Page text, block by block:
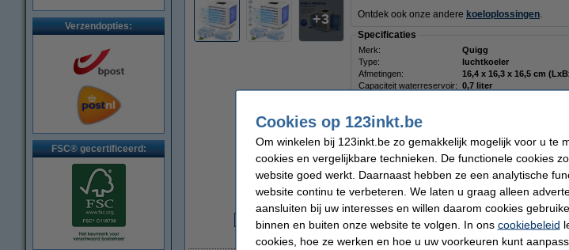
Verzendopties:
FSC® gecertificeerd:
3
Ontdek ook onze andere koeloplossingen.
Specificaties
Merk: Quigg
Type:
luchtkoeler
Afmetingen:
16,4 x 16,3 x 16,5 cm
Capaciteit waterreservoir: 0,7 liter
Nivea Sun Protect & Hydrate zonnespray SPF30 200 ml
€ 25,50
€ 34,95 35% korting
€ 22,72
€ 18,78 excl. 21% btw
Cookies op 123inkt.be
Om winkelen bij 123inkt.be zo gemakkelijk mogelijk voor u te
cookies en vergelijkbare technieken. De functionele cookies
website goed werkt. Daarnaast hebben ze een analytische
website continu te verbeteren. We laten u graag alleen
aansluiten bij uw interesses en willen daarom cookies
binnen en buiten onze website te volgen. In ons cookiebeleid
cookies, hoe ze werken en hoe u uw voorkeuren kunt